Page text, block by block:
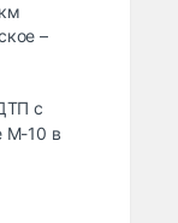
–
с
М-10 в